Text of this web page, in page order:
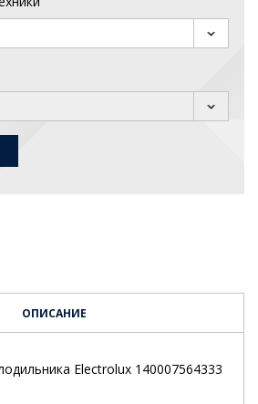
ОПИСАНИЕ
Electrolux 140007564333